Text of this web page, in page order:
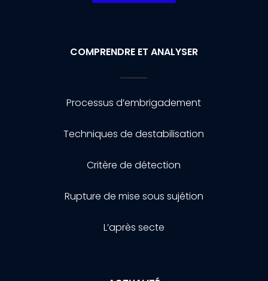
COMPRENDRE ET ANALYSER
Processus d’embrigadement
Techniques de destabilisation
Critère de détection
Rupture de mise sous sujétion
L’après secte